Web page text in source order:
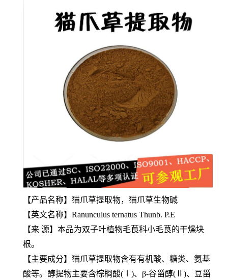
【产品名称】猫爪草提取物，猫爪草生物碱
【英文名称】Ranunculus ternatus Thunb. P.E
【来 源】本品为双子叶植物毛茛科小毛茛的干燥块
根。
【主要成分】猫爪草提取物含有有机酸、糖类、氨基
酸等。醇提物主要含棕榈酸(Ⅰ)、β-谷甾醇(Ⅱ)、豆甾